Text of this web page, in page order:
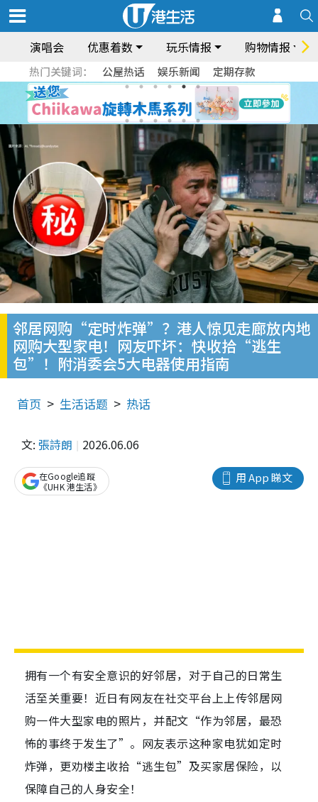
演唱会 优惠着数 玩乐情报 购物情报
热门关键词： 公屋热话 娱乐新闻 定期存款
邻居网购“定时炸弹”？港人惊见走廊放内地
网购大型家电！网友吓坏：快收拾“逃生
包”！附消委会5大电器使用指南
首页 生活话题 热话
文: 張詩朗 2026.06.06
用 App 睇文
在Google追蹤
《UHK 港生活》
拥有一个有安全意识的好邻居，对于自己的日常生
活至关重要！近日有网友在社交平台上上传邻居网
购一件大型家电的照片，并配文“作为邻居，最恐
怖的事终于发生了”。网友表示这种家电犹如定时
炸弹，更劝楼主收拾“逃生包”及买家居保险，以
保障自己的人身安全！